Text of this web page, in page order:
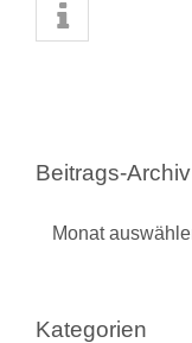
Beitrags-Archiv
Kategorien